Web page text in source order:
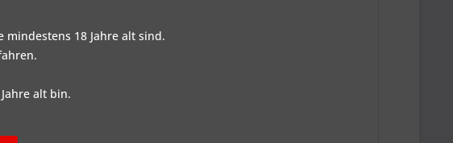
mindestens 18 Jahre alt sind.
alt bin.